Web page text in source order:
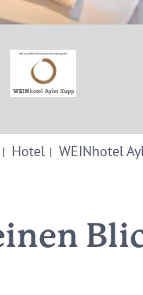
Hotel WEINhotel